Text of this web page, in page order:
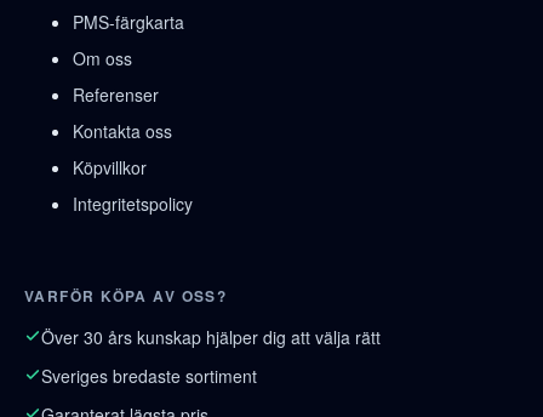
PMS-färgkarta
Om oss
Referenser
Kontakta oss
Köpvillkor
Integritetspolicy
VARFÖR KÖPA AV OSS?
Över 30 års kunskap hjälper dig att välja rätt
Sveriges bredaste sortiment